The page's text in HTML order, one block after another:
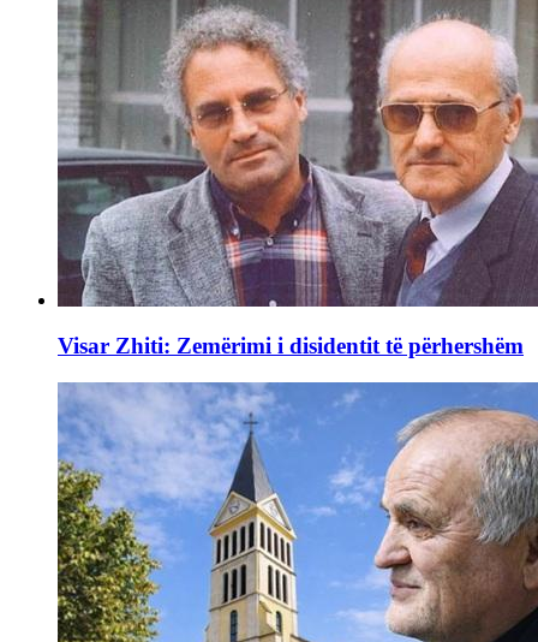
Visar Zhiti: Zemërimi i disidentit të përhershëm